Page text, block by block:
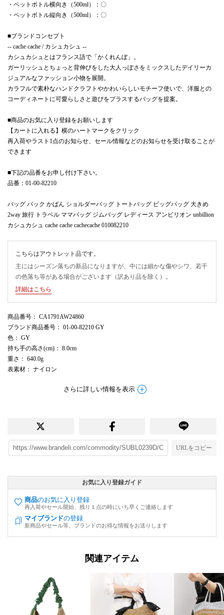
・ペットボトル横向き（500ml）：〇
・ペットボトル縦向き（500ml）：〇
■ブランドコンセプト
-- cache cache / カシュカシュ --
カシュカシュとはフランス語で「かくれんぼ」。
ガーリッシュとちょっと背伸びをした大人っぽさをミックスしたデイリーカ
ジュアルなファッション小物を展開。
カラフルで素朴なハンドクラフトやかわいらしいモチーフ使いで、洋服との
コーディネートに可愛らしさと遊びをプラスするバッグを提案。
■商品のお気に入り登録をお願いします
【カートに入れる】横のハートマークをクリック
再入荷やラスト1点のお知らせ、セール情報などのお知らせを受け取ることが
できます
■下記の品番をお申し付け下さい。
品番：01-00-82210
バッグ バック かばん ショルダーバッグ トートバッグ ビッグバッグ 大きめ
2way 旅行 トラベル ママバッグ ジムバッグ レディース アンビリオン unbillion
カシュカシュ cache cache cachecache 010082210
こちらはアウトレット品です。
主にはシーズン落ちの新品になりますが、中には細かな傷やシワ、若干
の色落ち等がある場合がございます（訳あり品を除く）。
詳細はこちら
商品番号 ： CA1791AW24860
ブランド商品番号 ： 01-00-82210 GY
色 ： GY
持ち手の高さ(cm) ： 8.0cm
重さ ： 640.0g
表素材 ： ナイロン
さらに詳しい情報を表示
URLをコピー
お気に入り登録ガイド
商品のお気に入り登録
再入荷やセール開始、残り１点の時にいち早くご連絡します
マイブランドの登録
新商品やセール等、ブランドのお得な情報をお送りします
関連アイテム